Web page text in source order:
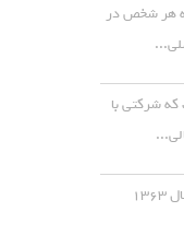
هر شخص در
شرکتی با
مجید معین متولد ۱۷ مرداد ماه سال ۱۳۶۳